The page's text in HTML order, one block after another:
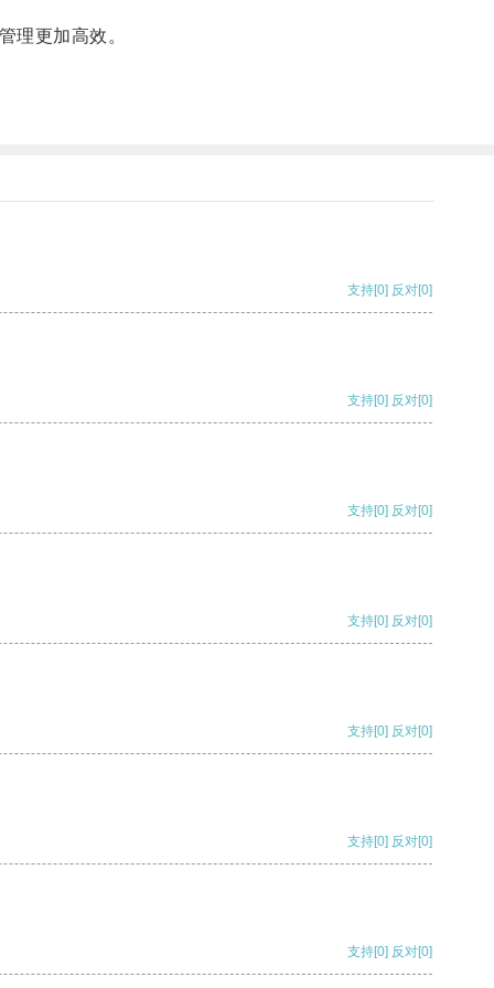
理更加高效。
支持[0] 反对[0]
支持[0] 反对[0]
支持[0] 反对[0]
支持[0] 反对[0]
支持[0] 反对[0]
支持[0] 反对[0]
支持[0] 反对[0]